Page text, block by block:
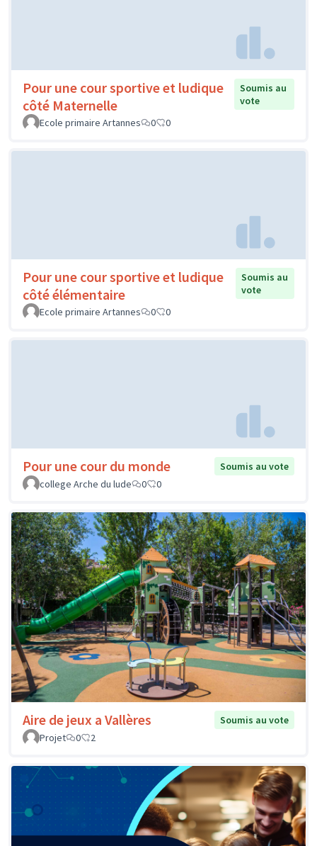
Pour une cour sportive et ludique
côté Maternelle
Soumis au
vote
Ecole primaire Artannes
0 0
Pour une cour sportive et ludique
côté élémentaire
Soumis au
vote
Ecole primaire Artannes
0 0
Pour une cour du monde
Soumis au vote
college Arche du lude
0 0
Aire de jeux a Vallères
Soumis au vote
Projet
0 2